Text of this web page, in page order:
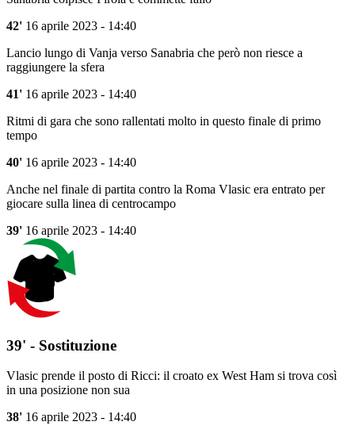
42' 16 aprile 2023 - 14:40
Lancio lungo di Vanja verso Sanabria che però non riesce a
raggiungere la sfera
41' 16 aprile 2023 - 14:40
Ritmi di gara che sono rallentati molto in questo finale di primo
tempo
40' 16 aprile 2023 - 14:40
Anche nel finale di partita contro la Roma Vlasic era entrato per
giocare sulla linea di centrocampo
39' 16 aprile 2023 - 14:40
39' - Sostituzione
Vlasic prende il posto di Ricci: il croato ex West Ham si trova così
in una posizione non sua
38' 16 aprile 2023 - 14:40